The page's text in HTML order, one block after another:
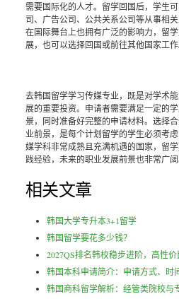
需要国际化的人才。留学回国后，学生
司、广告公司、公共关系公司等从事相
在国际舞台上也拥有广泛的影响力，留
展，也可以选择回国或前往其他国家工作
去韩国留学学习传媒专业，既是对学术
展的重要投资。申请者需要满足一定的
景，同时准备好完整的申请材料。选择
业前景，是每个计划留学的学生必须考
媒学科非常成熟且充满机遇的国家，留
践经验，未来的职业发展前景也非常广阔
相关文章
韩国大学专升本3+1留学
韩国留学要花多少钱？
2027QS排名韩校稳步进阶，高性
韩国本科申请简介：申请方式、时
韩国商科留学解析：经管类院校与